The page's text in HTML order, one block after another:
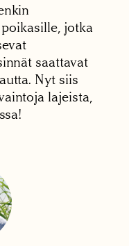
jotka
saattavat
Nyt siis
lajeista,